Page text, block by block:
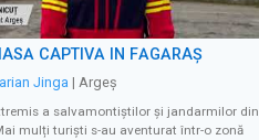
CAPTIVĂ ÎN FĂGĂRAŞ
Jinga | Argeș
a salvamontiștilor și jandarmilor din
mulți turiști s-au aventurat într-o zonă